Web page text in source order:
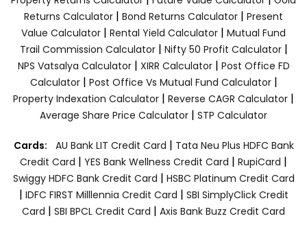
Returns Calculator | Bond Returns Calculator | Present
Value Calculator | Rental Yield Calculator | Mutual Fund
Trail Commission Calculator| Nifty 50 Profit Calculator|
NPS Vatsalya Calculator| XIRR Calculator| Post Office FD
Calculator| Post Office Vs Mutual Fund Calculator|
Property Indexation Calculator | Reverse CAGR Calculator |
Average Share Price Calculator | STP Calculator
Cards: AU Bank LIT Credit Card | Tata Neu Plus HDFC Bank
Credit Card | YES Bank Wellness Credit Card | RupiCard |
Swiggy HDFC Bank Credit Card | HSBC Platinum Credit Card
| IDFC FIRST Milllennia Credit Card | SBI SimplyClick Credit
Card | SBI BPCL Credit Card | Axis Bank Buzz Credit Card